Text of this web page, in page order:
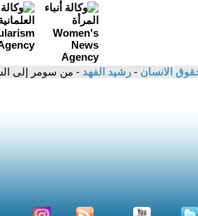
الانسان - رشيد الفهد - من سومر إلى